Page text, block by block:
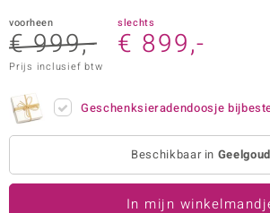
Paraíso
voorheen
€ 999,-
slechts
€ 899,-
Prijs inclusief btw
Geschenksieradendoosje
Beschikbaar in Geelgoud
In mijn